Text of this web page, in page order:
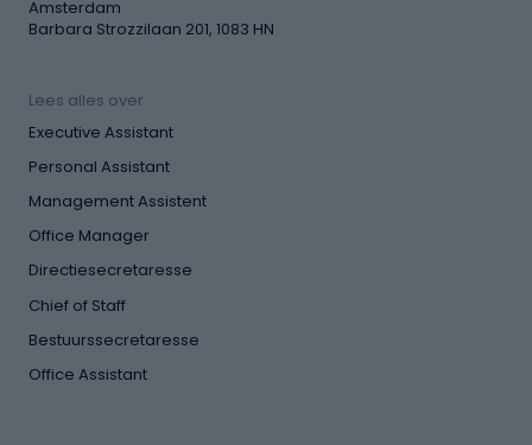
Amsterdam
Barbara Strozzilaan 201, 1083 HN
Lees alles over
Executive Assistant
Personal Assistant
Management Assistent
Office Manager
Directiesecretaresse
Chief of Staff
Bestuurssecretaresse
Office Assistant